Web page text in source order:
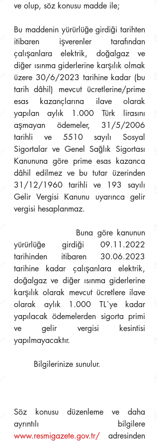
ve olup, söz konusu madde ile;
Bu maddenin yürürlüğe girdiği tarihten
itibaren işverenler tarafından
çalışanlara elektrik, doğalgaz ve
diğer ısınma giderlerine karşılık olmak
üzere 30/6/2023 tarihine kadar (bu
tarih dâhil) mevcut ücretlerine/prime
esas kazançlarına ilave olarak
yapılan aylık 1.000 Türk lirasını
aşmayan ödemeler, 31/5/2006
tarihli ve 5510 sayılı Sosyal
Sigortalar ve Genel Sağlık Sigortası
Kanununa göre prime esas kazanca
dâhil edilmez ve bu tutar üzerinden
31/12/1960 tarihli ve 193 sayılı
Gelir Vergisi Kanunu uyarınca gelir
vergisi hesaplanmaz.
yürürlüğe girdiği 09.11.2022
tarihinden itibaren 30.06.2023
tarihine kadar çalışanlara elektrik,
doğalgaz ve diğer ısınma giderlerine
karşılık olarak mevcut ücretlere ilave
olarak aylık 1.000 TL`ye kadar
yapılacak ödemelerden sigorta primi
ve gelir vergisi kesintisi
yapılmayacaktır.
        Bilgilerinize sunulur.
Söz konusu düzenleme ve daha
www.resmigazete.gov.tr/ adresinden